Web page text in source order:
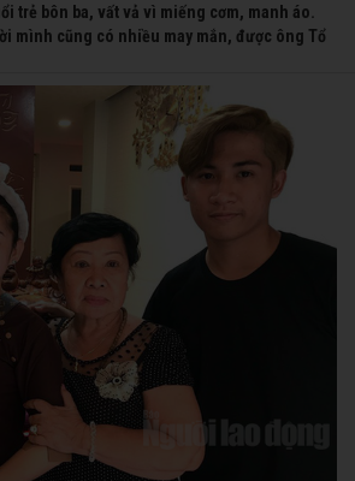
trẻ bôn ba, vất vả vì miếng cơm, manh áo.
mình cũng có nhiều may mắn, được ông Tổ
nhận được những cơ may để từng bước
diễn”.